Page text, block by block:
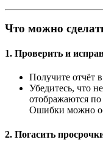
Что можно
1. Проверить и
Получите
Убедитесь, что
отображаются
Ошибки можно
2. Погасить